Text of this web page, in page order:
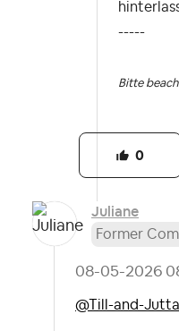
-----
Bitte
0
Juliane
Former
‎08-05-2026
@Till-and-